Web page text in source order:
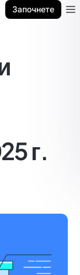
Започнете
г.